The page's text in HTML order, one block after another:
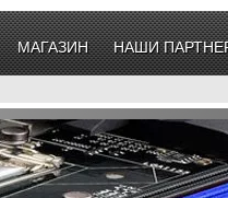
МАГАЗИН НАШИ